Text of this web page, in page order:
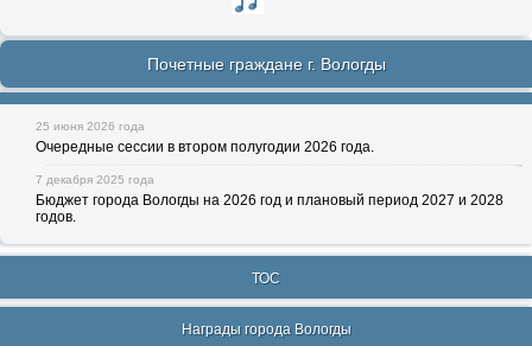
Почетные граждане г. Вологды
25 июня 2026 года
Очередные сессии в втором полугодии 2026 года.
7 декабря 2025 года
Бюджет города Вологды на 2026 год и плановый период 2027 и 2028
годов.
ТОС
Награды города Вологды